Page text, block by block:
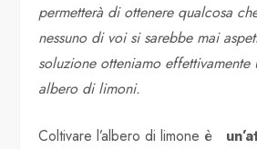
permetterà di ottenere qualcosa
nessuno di voi si sarebbe mai
soluzione otteniamo effettivamente
albero di limoni.
Coltivare l’albero di limone è